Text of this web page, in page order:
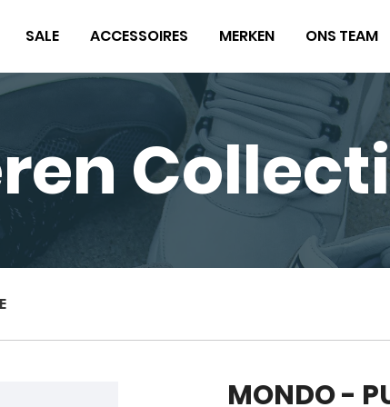
SALE ACCESSOIRES MERKEN ONS TEAM
MONDO -